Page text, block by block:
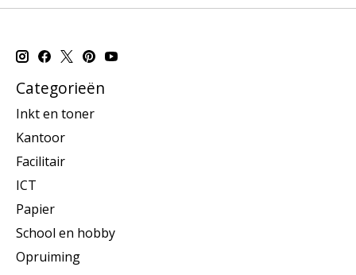
Categorieën
Inkt en toner
Kantoor
Facilitair
ICT
Papier
School en hobby
Opruiming